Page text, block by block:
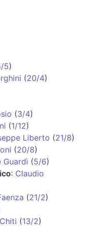
5)
(20/4)
(3/4)
(1/12)
Liberto (21/8)
(20/8)
Guardì (5/6)
: Claudio
(21/2)
(13/2)